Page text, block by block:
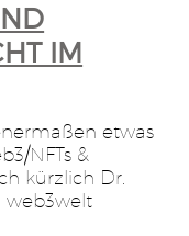
IM
etwas
NFTs &
kürzlich Dr.
web3welt